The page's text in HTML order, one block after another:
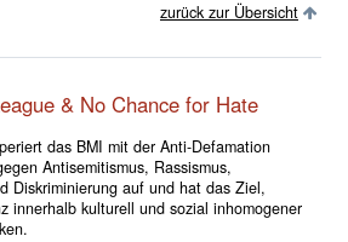
zurück zur Übersicht
& No Chance for Hate
das BMI mit der Anti-Defamation
Antisemitismus, Rassismus,
Diskriminierung auf und hat das Ziel,
innerhalb kulturell und sozial inhomogener